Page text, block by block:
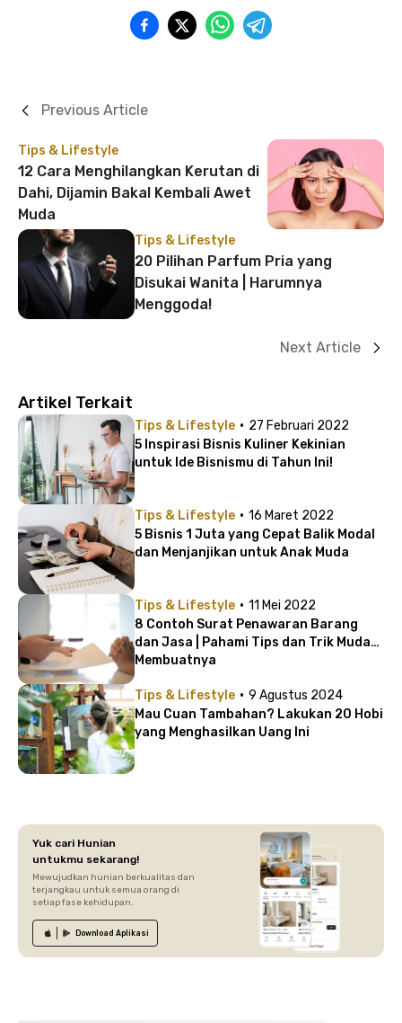
Tips & Lifestyle
12 Cara Menghilangkan Kerutan di
Dahi, Dijamin Bakal Kembali Awet
Muda
Previous Article
Tips & Lifestyle
20 Pilihan Parfum Pria yang
Disukai Wanita | Harumnya
Menggoda!
Next Article
Artikel Terkait
Tips & Lifestyle · 27 Februari 2022
5 Inspirasi Bisnis Kuliner Kekinian
untuk Ide Bisnismu di Tahun Ini!
Tips & Lifestyle · 16 Maret 2022
5 Bisnis 1 Juta yang Cepat Balik Modal
dan Menjanjikan untuk Anak Muda
Tips & Lifestyle · 11 Mei 2022
8 Contoh Surat Penawaran Barang
dan Jasa | Pahami Tips dan Trik Mudah
Membuatnya
Tips & Lifestyle · 9 Agustus 2024
Mau Cuan Tambahan? Lakukan 20 Hobi
yang Menghasilkan Uang Ini
Yuk cari Hunian
untukmu sekarang!
Mewujudkan hunian berkualitas dan
terjangkau untuk semua orang di
setiap fase kehidupan.
Download Aplikasi